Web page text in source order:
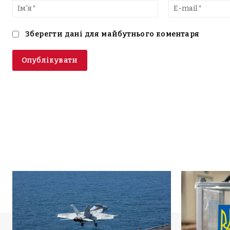
текст
Ім'я*
Зберегти дані для майбутнього коментаря